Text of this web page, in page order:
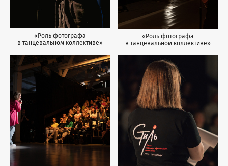
«Роль фотографа
в танцевальном коллективе»
«Роль фотографа
в танцевальном коллективе»